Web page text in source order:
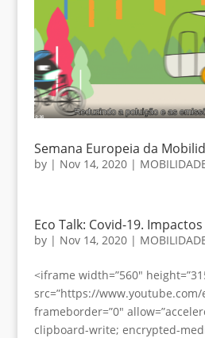
Semana Europeia da
by | Nov 14, 2020|
Eco Talk: Covid-19.
by | Nov 14, 2020|
<iframe width=”560″
src=”https://www.youtube.com/
frameborder=”0″
clipboard-write; encrypted-